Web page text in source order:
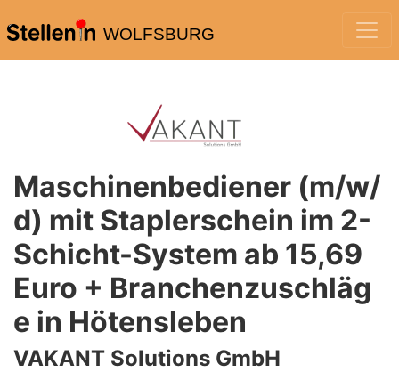
WOLFSBURG
Maschinenbediener (m/w/
d) mit Staplerschein im 2-
Schicht-System ab 15,69
Euro + Branchenzuschläg
e in Hötensleben
VAKANT Solutions GmbH